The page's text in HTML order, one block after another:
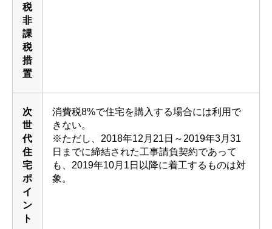
税
非
課
税
措
置
次
世
代
住
宅
ポ
イ
ン
ト
消費税8%で住宅を購入する場合には利用で
きない。
※ただし、2018年12月21日～2019年3月31
日までに締結された工事請負契約であって
も、2019年10月1日以降に着工するものは対
象。